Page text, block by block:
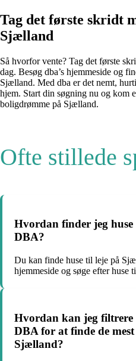
Tag det første skridt
Sjælland
Så hvorfor vente? Tag det første
dag. Besøg dba’s hjemmeside og
Sjælland. Med dba er det nemt,
hjem. Start din søgning nu og kom
boligdrømme på Sjælland.
Ofte stillede
Hvordan finder jeg
DBA?
Du kan finde huse til leje på
hjemmeside og søge efter
Hvordan kan jeg filtrere
DBA for at finde de
Sjælland?